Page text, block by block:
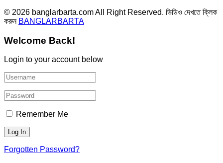
© 2026 banglarbarta.com All Right Reserved. ভিডিও দেখতে ক্লিক
করুন BANGLARBARTA
Welcome Back!
Login to your account below
Remember Me
Forgotten Password?